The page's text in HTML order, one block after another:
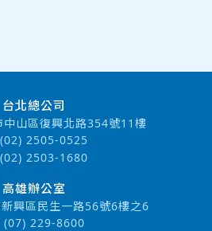
台北總公司
山區復興北路354號11樓
(02) 2505-0525
(02) 2503-1680
高雄辦公室
興區民生一路56號6樓之6
(07) 229-8600